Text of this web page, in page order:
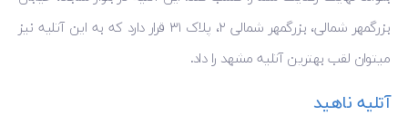
بزرگمهر شمالی، بزرگمهر شمالی ۲، پلاک ۳۱ قرار دارد که به این آتلیه نیز
میتوان لقب بهترین آتلیه مشهد را داد.
آتلیه ناهید